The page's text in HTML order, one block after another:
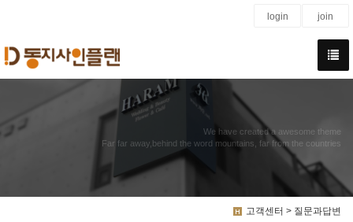
login join
We have created a awesome theme
Far far away,behind the word mountains, far from the countries
고객센터 > 질문과답변